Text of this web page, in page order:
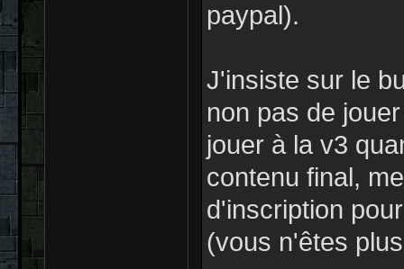
paypal).
J'insiste sur le
non pas de
jouer à la v3
contenu final,
d'inscription
(vous n'êtes